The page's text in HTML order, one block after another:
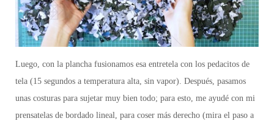
Luego, con la plancha fusionamos esa entretela con los pedacitos de
tela (15 segundos a temperatura alta, sin vapor). Después, pasamos
unas costuras para sujetar muy bien todo; para esto, me ayudé con mi
prensatelas de bordado lineal, para coser más derecho (mira el paso a